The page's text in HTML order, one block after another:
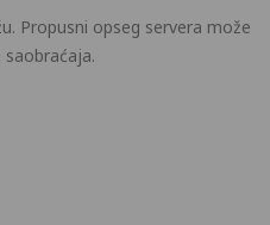
Propusni opseg servera može